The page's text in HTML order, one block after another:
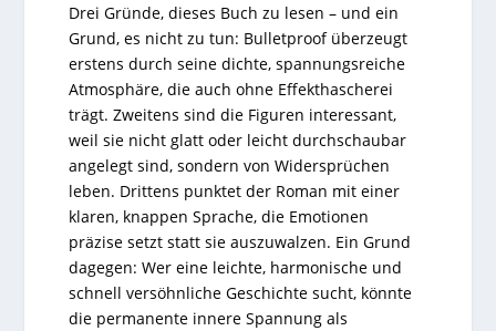
Drei Gründe, dieses Buch zu lesen – und ein
Grund, es nicht zu tun: Bulletproof überzeugt
erstens durch seine dichte, spannungsreiche
Atmosphäre, die auch ohne Effekthascherei
trägt. Zweitens sind die Figuren interessant,
weil sie nicht glatt oder leicht durchschaubar
angelegt sind, sondern von Widersprüchen
leben. Drittens punktet der Roman mit einer
klaren, knappen Sprache, die Emotionen
präzise setzt statt sie auszuwalzen. Ein Grund
dagegen: Wer eine leichte, harmonische und
schnell versöhnliche Geschichte sucht, könnte
die permanente innere Spannung als